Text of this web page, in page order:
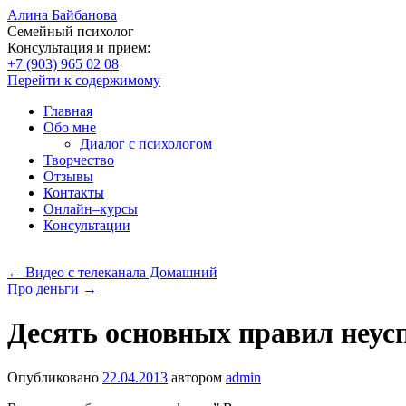
Алина Байбанова
Семейный психолог
Консультация и прием:
+7 (903) 965 02 08
Перейти к содержимому
Главная
Обо мне
Диалог с психологом
Творчество
Отзывы
Контакты
Онлайн–курсы
Консультации
← Видео с телеканала Домашний
Про деньги →
Десять основных правил
Опубликовано 22.04.2013 автором admin